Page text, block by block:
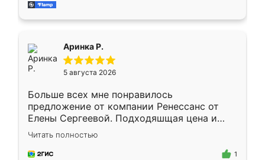
за день, ребята работали аккуратно, даже
Аринка Р.
5 августа 2026
Больше всех мне понравилось
предложение от компании Ренессанс от
Елены Сергеевой. Подходяшщая цена и
короткие сроки изготовления. Приехавший
для замера сотрудник Владислав
предложил по моему эскизу самый
Читать полностью
1